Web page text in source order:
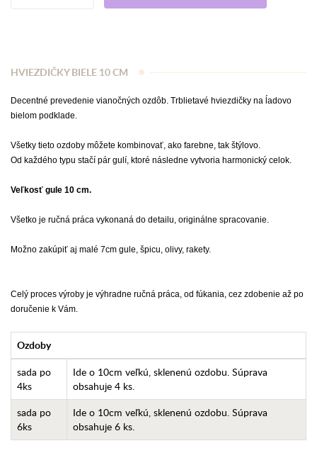
HVIEZDIČKY BIELE 10 CM
Decentné prevedenie vianočných ozdôb. Trblietavé hviezdičky na ĺadovo
bielom podklade.
Všetky tieto ozdoby môžete kombinovať, ako farebne, tak štýlovo.
Od každého typu stačí pár gulí, ktoré následne vytvoria harmonický celok.
Veľkosť gule 10 cm.
Všetko je ručná práca vykonaná do detailu, originálne spracovanie.
Možno zakúpiť aj malé 7cm gule, špicu, olivy, rakety.
Celý proces výroby je výhradne ručná práca, od fúkania, cez zdobenie až po
doručenie k Vám.
Ozdoby
sada po
4ks
Ide o 10cm veľkú, sklenenú ozdobu. Súprava
obsahuje 4 ks.
sada po
6ks
Ide o 10cm veľkú, sklenenú ozdobu. Súprava
obsahuje 6 ks.